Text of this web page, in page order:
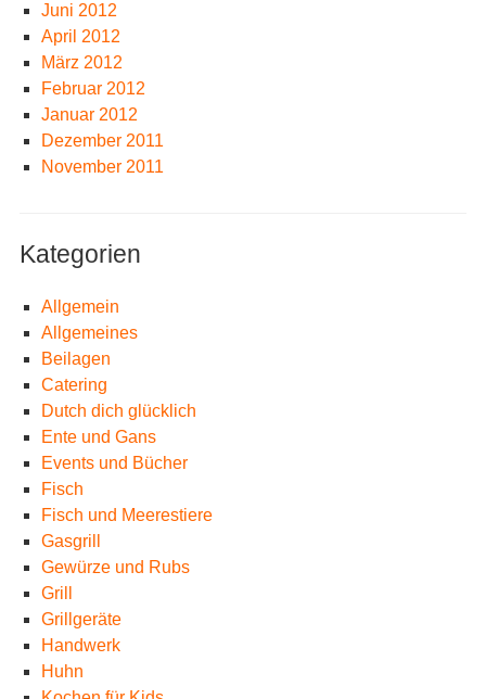
Juni 2012
April 2012
März 2012
Februar 2012
Januar 2012
Dezember 2011
November 2011
Kategorien
Allgemein
Allgemeines
Beilagen
Catering
Dutch dich glücklich
Ente und Gans
Events und Bücher
Fisch
Fisch und Meerestiere
Gasgrill
Gewürze und Rubs
Grill
Grillgeräte
Handwerk
Huhn